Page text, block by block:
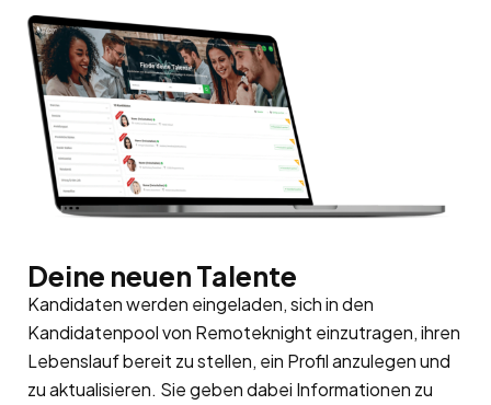
Deine neuen Talente
Kandidaten werden eingeladen, sich in den
Kandidatenpoolvon Remoteknight einzutragen, ihren
Lebenslauf bereit zu stellen, ein Profil anzulegen und
zu aktualisieren. Sie geben dabei Informationen zu